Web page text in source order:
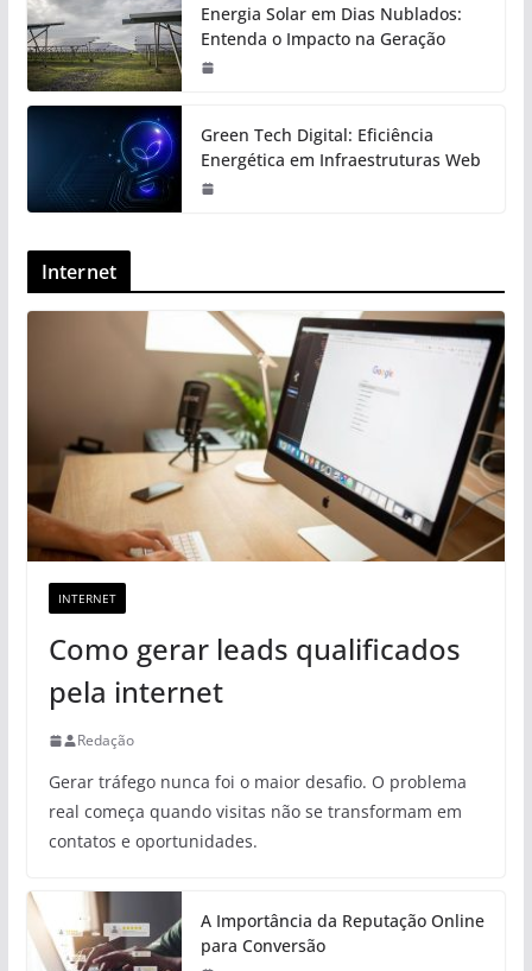
Energia Solar em Dias Nublados:
Entenda o Impacto na Geração
Green Tech Digital: Eficiência
Energética em Infraestruturas Web
Internet
INTERNET
Como gerar leads qualificados
pela internet
Redação
Gerar tráfego nunca foi o maior desafio. O problema
real começa quando visitas não se transformam em
contatos e oportunidades.
A Importância da Reputação Online
para Conversão